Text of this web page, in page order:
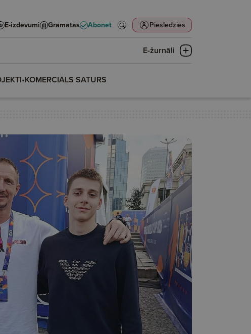
E-izdevumi Grāmatas Abonēt Pieslēdzies
E-žurnāli
•KOMERCIĀLS SATURS